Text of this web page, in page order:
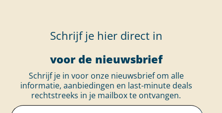
Schrijf je hier direct in
voor de nieuwsbrief
Schrijf je in voor onze nieuwsbrief om alle
informatie, aanbiedingen en last-minute deals
rechtstreeks in je mailbox te ontvangen.